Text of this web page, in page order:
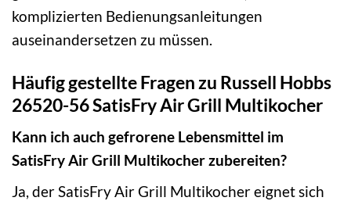
komplizierten Bedienungsanleitungen
auseinandersetzen zu müssen.
Häufig gestellte Fragen zu Russell Hobbs
26520-56 SatisFry Air Grill Multikocher
Kann ich auch gefrorene Lebensmittel im
SatisFry Air Grill Multikocher zubereiten?
Ja, der SatisFry Air Grill Multikocher eignet sich